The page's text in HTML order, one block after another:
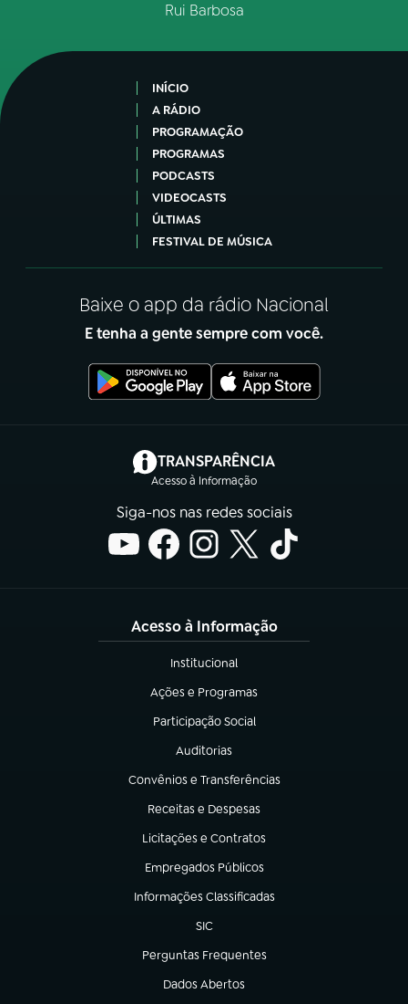
Rui Barbosa
INÍCIO
A RÁDIO
PROGRAMAÇÃO
PROGRAMAS
PODCASTS
VIDEOCASTS
ÚLTIMAS
FESTIVAL DE MÚSICA
Baixe o app da rádio Nacional
E tenha a gente sempre com você.
TRANSPARÊNCIA
Acesso à Informação
(abre em nova aba)
Siga-nos nas redes sociais
Acesso à Informação
Institucional
(abre em nova aba)
Ações e Programas
(abre em nova aba)
Participação Social
(abre em nova aba)
Auditorias
(abre em nova aba)
Convênios e Transferências
(abre em nova aba)
Receitas e Despesas
(abre em nova aba)
Licitações e Contratos
(abre em nova aba)
Empregados Públicos
(abre em nova aba)
Informações Classificadas
(abre em nova aba)
SIC
(abre em nova aba)
Perguntas Frequentes
(abre em nova aba)
Dados Abertos
(abre em nova aba)